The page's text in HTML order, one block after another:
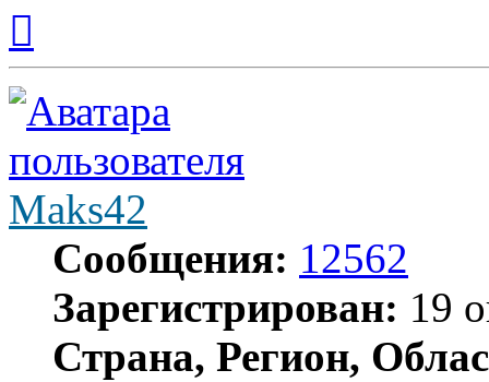
началу
Maks42
Сообщения: 12562
Зарегистрирован: 19
Страна, Регион,